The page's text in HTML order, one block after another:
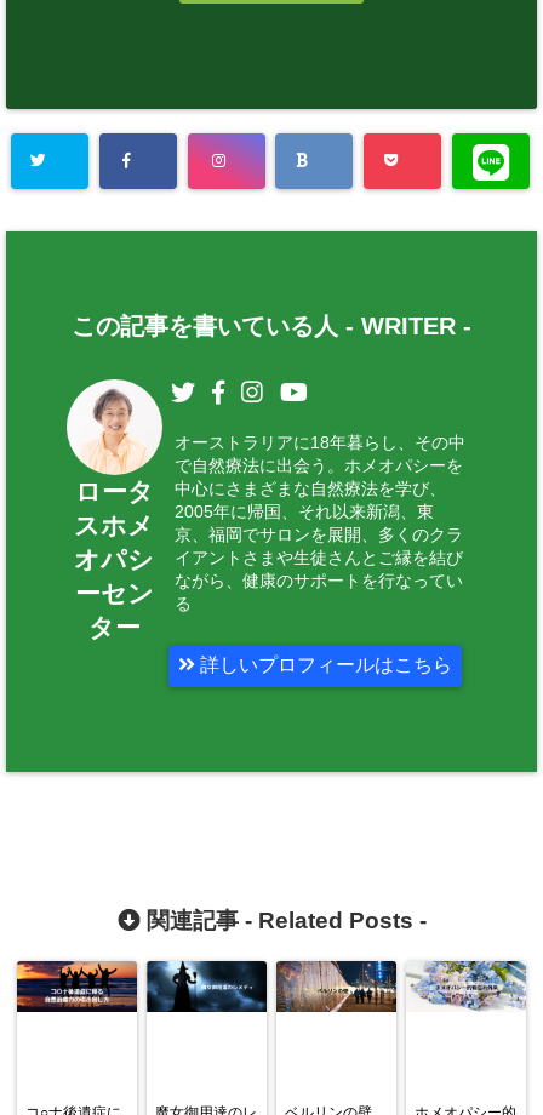
この記事を書いている人 - WRITER -
ロータ
スホメ
オパシ
ーセン
ター
オーストラリアに18年暮らし、その中
で自然療法に出会う。ホメオパシーを
中心にさまざまな自然療法を学び、
2005年に帰国、それ以来新潟、東
京、福岡でサロンを展開、多くのクラ
イアントさまや生徒さんとご縁を結び
ながら、健康のサポートを行なってい
る
詳しいプロフィールはこちら
関連記事 - Related Posts -